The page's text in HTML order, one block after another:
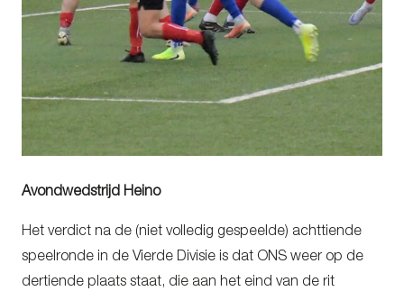
Avondwedstrijd Heino
Het verdict na de (niet volledig gespeelde) achttiende
speelronde in de Vierde Divisie is dat ONS weer op de
dertiende plaats staat, die aan het eind van de rit